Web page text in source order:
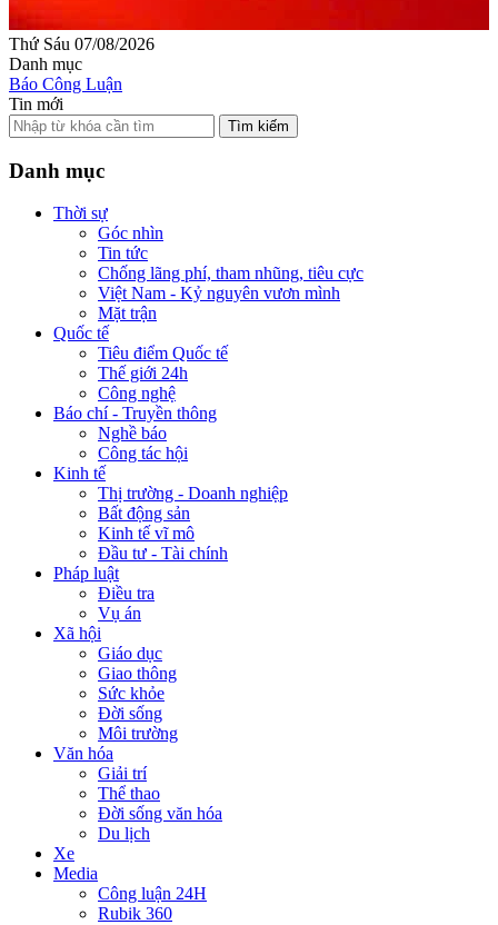
Thứ Sáu 07/08/2026
Danh mục
Báo Công Luận
Tin mới
Tìm kiếm
Danh mục
Thời sự
Góc nhìn
Tin tức
Chống lãng phí, tham nhũng, tiêu cực
Việt Nam - Kỷ nguyên vươn mình
Mặt trận
Quốc tế
Tiêu điểm Quốc tế
Thế giới 24h
Công nghệ
Báo chí - Truyền thông
Nghề báo
Công tác hội
Kinh tế
Thị trường - Doanh nghiệp
Bất động sản
Kinh tế vĩ mô
Đầu tư - Tài chính
Pháp luật
Điều tra
Vụ án
Xã hội
Giáo dục
Giao thông
Sức khỏe
Đời sống
Môi trường
Văn hóa
Giải trí
Thể thao
Đời sống văn hóa
Du lịch
Xe
Media
Công luận 24H
Rubik 360